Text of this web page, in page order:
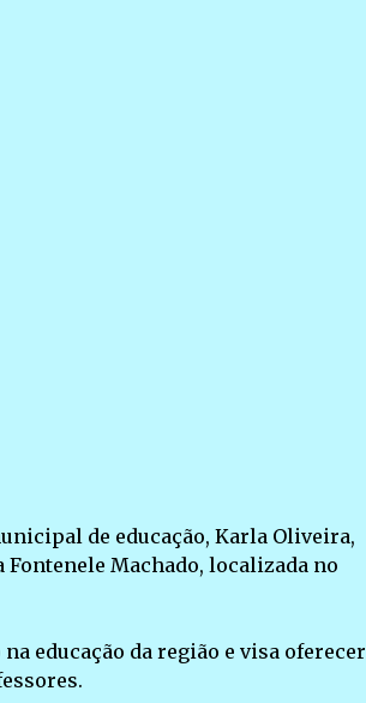
de educação, Karla Oliveira,
Machado, localizada no
educação da região e visa oferecer